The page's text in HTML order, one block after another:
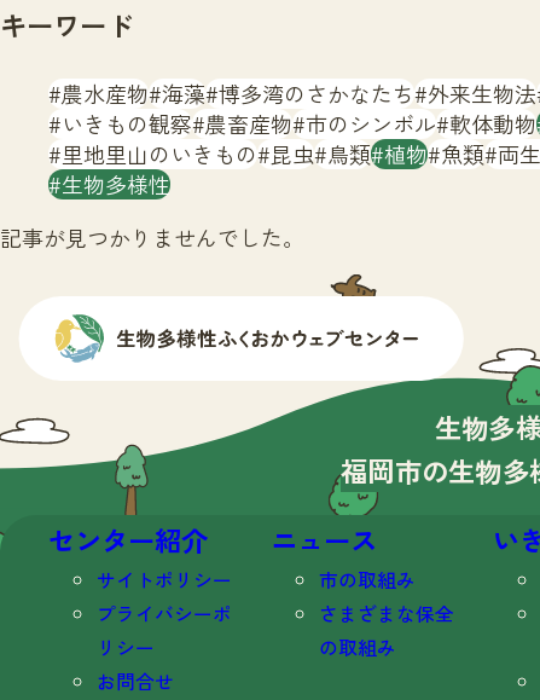
キーワード
農水産物 海藻 博多湾のさかなたち 外来生物法
いきもの観察 農畜産物 市のシンボル 軟体動物
里地里山のいきもの 昆虫 鳥類 植物 魚類 両
生物多様性
記事が見つかりませんでした。
生物多
福岡市の生物多
センター紹介
サイトポリシー
プライバシーポ
リシー
お問合せ
ニュース
市の取組み
さまざまな保全
の取組み
い